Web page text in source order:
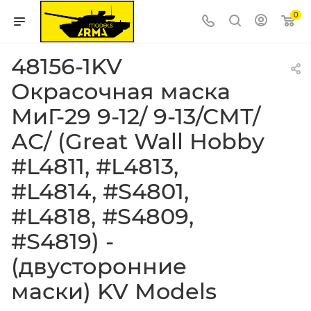
0
48156-1KV
Окрасочная маска
МиГ-29 9-12/ 9-13/СМТ/
АС/ (Great Wall Hobby
#L4811, #L4813,
#L4814, #S4801,
#L4818, #S4809,
#S4819) -
(двусторонние
маски) KV Models